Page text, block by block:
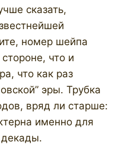
сказать,
номер шейпа
что и
что как раз
эры. Трубка
вряд ли старше:
именно для
декады.